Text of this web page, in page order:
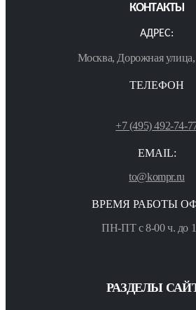
КОНТАКТЫ
АДРЕС:
Москва, Дорожная улица,
ТЕЛЕФОН
+7 (495) 492-74-
EMAIL:
to@kompr.ru
ВРЕМЯ РАБОТЫ
ПН-ПТ с 8-00 ч. до
РАЗДЕЛЫ